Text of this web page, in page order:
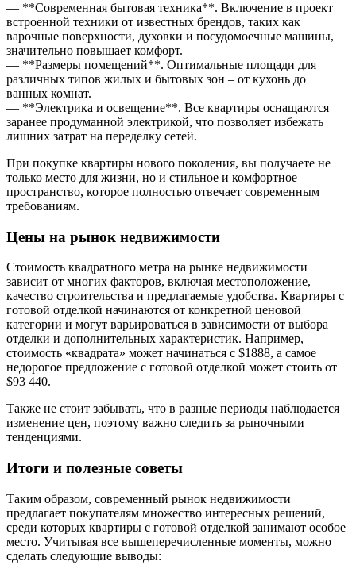
— **Современная бытовая техника**. Включение в проект
встроенной техники от известных брендов, таких как
варочные поверхности, духовки и посудомоечные машины,
значительно повышает комфорт.
— **Размеры помещений**. Оптимальные площади для
различных типов жилых и бытовых зон – от кухонь до
ванных комнат.
— **Электрика и освещение**. Все квартиры оснащаются
заранее продуманной электрикой, что позволяет избежать
лишних затрат на переделку сетей.
При покупке квартиры нового поколения, вы получаете не
только место для жизни, но и стильное и комфортное
пространство, которое полностью отвечает современным
требованиям.
Цены на рынок недвижимости
Стоимость квадратного метра на рынке недвижимости
зависит от многих факторов, включая местоположение,
качество строительства и предлагаемые удобства. Квартиры с
готовой отделкой начинаются от конкретной ценовой
категории и могут варьироваться в зависимости от выбора
отделки и дополнительных характеристик. Например,
стоимость «квадрата» может начинаться с $1888, а самое
недорогое предложение с готовой отделкой может стоить от
$93 440.
Также не стоит забывать, что в разные периоды наблюдается
изменение цен, поэтому важно следить за рыночными
тенденциями.
Итоги и полезные советы
Таким образом, современный рынок недвижимости
предлагает покупателям множество интересных решений,
среди которых квартиры с готовой отделкой занимают особое
место. Учитывая все вышеперечисленные моменты, можно
сделать следующие выводы: